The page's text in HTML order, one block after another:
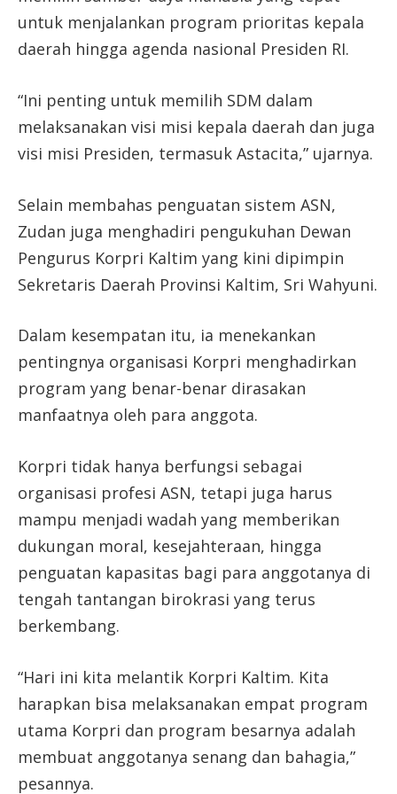
untuk menjalankan program prioritas kepala
daerah hingga agenda nasional Presiden RI.
“Ini penting untuk memilih SDM dalam
melaksanakan visi misi kepala daerah dan juga
visi misi Presiden, termasuk Astacita,” ujarnya.
Selain membahas penguatan sistem ASN,
Zudan juga menghadiri pengukuhan Dewan
Pengurus Korpri Kaltim yang kini dipimpin
Sekretaris Daerah Provinsi Kaltim, Sri Wahyuni.
Dalam kesempatan itu, ia menekankan
pentingnya organisasi Korpri menghadirkan
program yang benar-benar dirasakan
manfaatnya oleh para anggota.
Korpri tidak hanya berfungsi sebagai
organisasi profesi ASN, tetapi juga harus
mampu menjadi wadah yang memberikan
dukungan moral, kesejahteraan, hingga
penguatan kapasitas bagi para anggotanya di
tengah tantangan birokrasi yang terus
berkembang.
“Hari ini kita melantik Korpri Kaltim. Kita
harapkan bisa melaksanakan empat program
utama Korpri dan program besarnya adalah
membuat anggotanya senang dan bahagia,”
pesannya.